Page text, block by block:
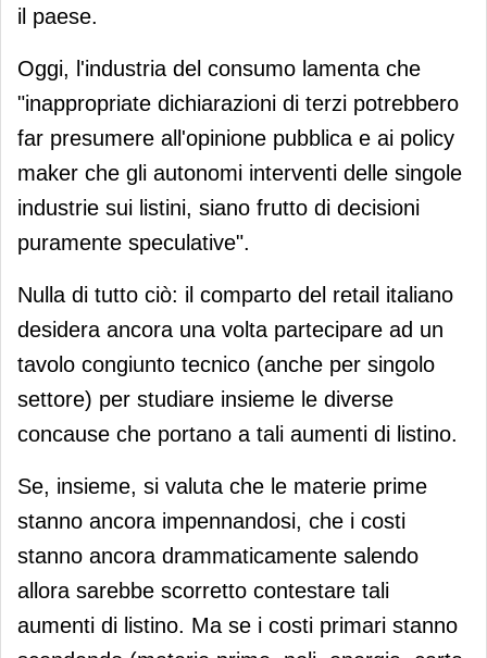
il paese.
Oggi, l'industria del consumo lamenta che
"inappropriate dichiarazioni di terzi potrebbero
far presumere all'opinione pubblica e ai policy
maker che gli autonomi interventi delle singole
industrie sui listini, siano frutto di decisioni
puramente speculative".
Nulla di tutto ciò: il comparto del retail italiano
desidera ancora una volta partecipare ad un
tavolo congiunto tecnico (anche per singolo
settore) per studiare insieme le diverse
concause che portano a tali aumenti di listino.
Se, insieme, si valuta che le materie prime
stanno ancora impennandosi, che i costi
stanno ancora drammaticamente salendo
allora sarebbe scorretto contestare tali
aumenti di listino. Ma se i costi primari stanno